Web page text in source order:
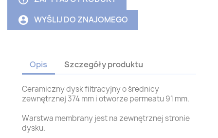
account_circle WYŚLIJ DO ZNAJOMEGO
Opis Szczegóły produktu
Ceramiczny dysk filtracyjny o średnicy
zewnętrznej 374 mm i otworze permeatu 91 mm.
Warstwa membrany jest na zewnętrznej stronie
dysku.